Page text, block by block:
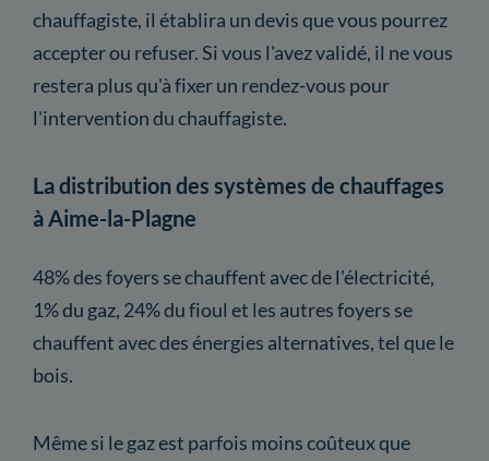
chauffagiste, il établira un devis que vous pourrez
accepter ou refuser. Si vous l'avez validé, il ne vous
restera plus qu'à fixer un rendez-vous pour
l'intervention du chauffagiste.
La distribution des systèmes de chauffages
à Aime-la-Plagne
48% des foyers se chauffent avec de l'électricité,
1% du gaz, 24% du fioul et les autres foyers se
chauffent avec des énergies alternatives, tel que le
bois.
Même si le gaz est parfois moins coûteux que